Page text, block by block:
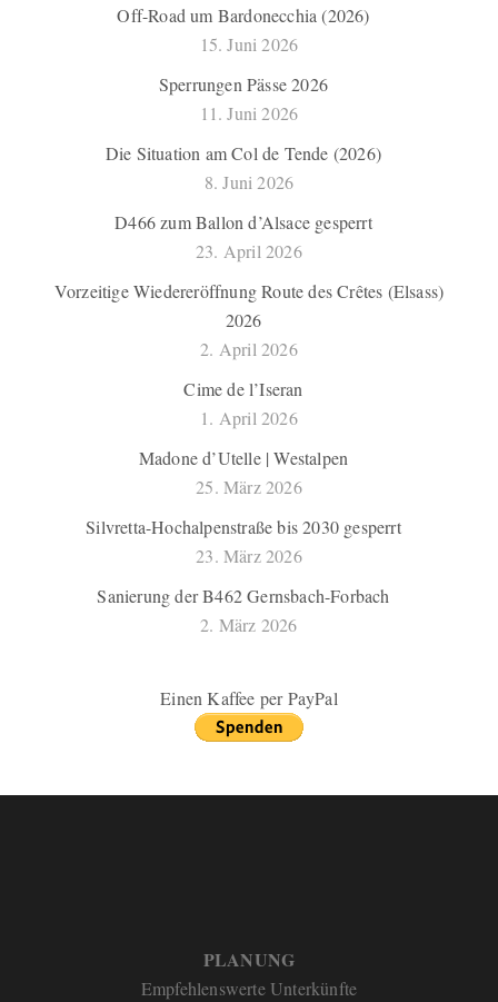
Off-Road um Bardonecchia (2026)
15. Juni 2026
Sperrungen Pässe 2026
11. Juni 2026
Die Situation am Col de Tende (2026)
8. Juni 2026
D466 zum Ballon d’Alsace gesperrt
23. April 2026
Vorzeitige Wiedereröffnung Route des Crêtes (Elsass)
2026
2. April 2026
Cime de l’Iseran
1. April 2026
Madone d’Utelle | Westalpen
25. März 2026
Silvretta-Hochalpenstraße bis 2030 gesperrt
23. März 2026
Sanierung der B462 Gernsbach-Forbach
2. März 2026
Einen Kaffee per PayPal
PLANUNG
Empfehlenswerte Unterkünfte